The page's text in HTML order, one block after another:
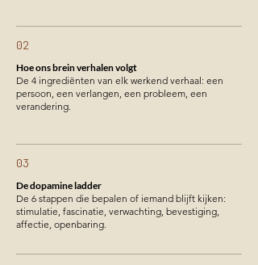
02
Hoe ons brein verhalen volgt
De 4 ingrediënten van elk werkend verhaal: een
persoon, een verlangen, een probleem, een
verandering.
03
De dopamine ladder
De 6 stappen die bepalen of iemand blijft kijken:
stimulatie, fascinatie, verwachting, bevestiging,
affectie, openbaring.